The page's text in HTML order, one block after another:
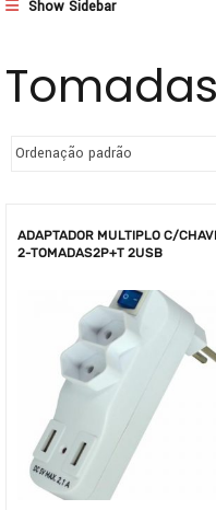
Show Sidebar
Tomadas
ADAPTADOR MULTIPLO C/
2-TOMADAS2P+T 2USB